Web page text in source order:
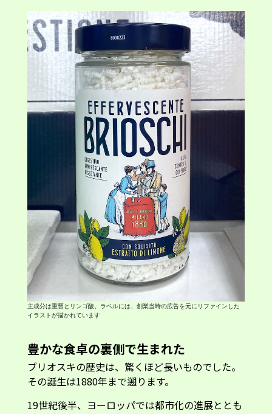
主成分は重曹とリンゴ酸。ラベルには、創業当時の広告を元にリファインした
イラストが描かれています
豊かな食卓の裏側で生まれた
ブリオスキの歴史は、驚くほど長いものでした。
その誕生は1880年まで遡ります。
19世紀後半、ヨーロッパでは都市化の進展ととも